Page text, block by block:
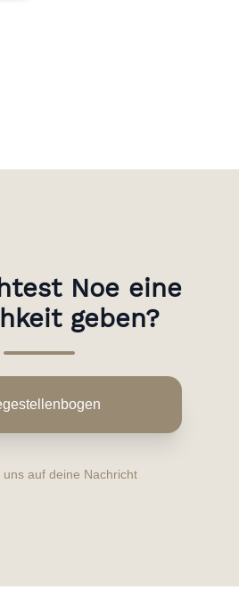
Noe eine
geben?
auf deine Nachricht